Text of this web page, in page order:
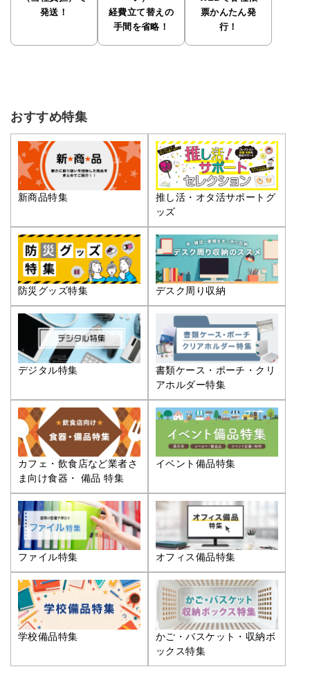
発送！
経費立て替えの
手間を省略！
票かんたん発
行！
おすすめ特集
新商品特集
推し活・オタ活サポートグ
ッズ
防災グッズ特集 デスク周り収納
デジタル特集
書類ケース・ポーチ・クリ
アホルダー特集
カフェ・飲食店など業者さ
ま向け食器・ 備品 特集
イベント備品特集
ファイル特集 オフィス備品特集
学校備品特集
かご・バスケット・収納ボ
ックス特集